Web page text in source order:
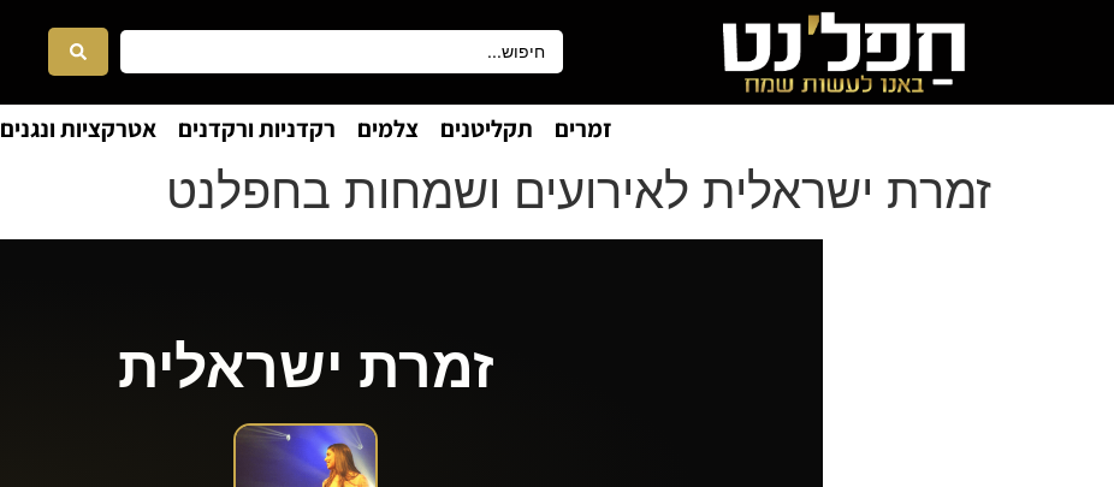
זמרים תקליטנים צלמים רקדניות ורקדנים אטרקציות ונגנים
זמרת ישראלית לאירועים ושמחות בחפלנט
זמרת ישראלית